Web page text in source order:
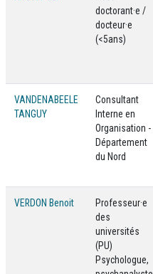
doctorant·e /
docteur·e
(<5ans)
VANDENABEELE
TANGUY
Consultant
Interne en
Organisation -
Département
du Nord
VERDON Benoit
Professeur·e
des
universités
(PU)
Psychologue,